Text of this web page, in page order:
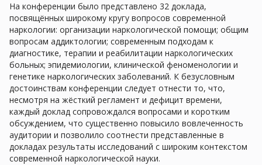
На конференции было представлено 32 доклада,
посвящённых широкому кругу вопросов современной
наркологии: организации наркологической помощи; общим
вопросам аддиктологии; современным подходам к
диагностике, терапии и реабилитации наркологических
больных; эпидемиологии, клинической феноменологии и
генетике наркологических заболеваний. К безусловным
достоинствам конференции следует отнести то, что,
несмотря на жёсткий регламент и дефицит времени,
каждый доклад сопровождался вопросами и коротким
обсуждением, что существенно повысило вовлеченность
аудитории и позволило соотнести представленные в
докладах результаты исследований с широким контекстом
современной наркологической науки.